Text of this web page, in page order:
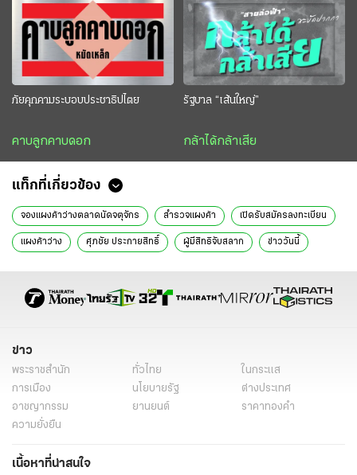
ภัยคุกคามระบอบประชาธิปไตย
คาบลูกคาบดอก
รัฐบาล “เส้นใหญ่”
กล้าได้กล้าเสีย
แท็กที่เกี่ยวข้อง
จองแผงค้าว่างตลาดนัดจตุจักร สำรวจแผงค้า เปิดรับสมัครลงทะเบียน
แผงค้าว่าง ศุภชัย ประกายสิทธิ์ ผู้มีสิทธิจับสลาก ข่าววันนี้
ข่าว
พระราชสำนัก ทั่วไทย
ในกระแส
การเมือง
นโยบายรัฐ
ต่างประเทศ
อาชญากรรม
ยานยนต์
ราคาทองคำ
ความยั่งยืน
เนื้อหาที่น่าสนใจ